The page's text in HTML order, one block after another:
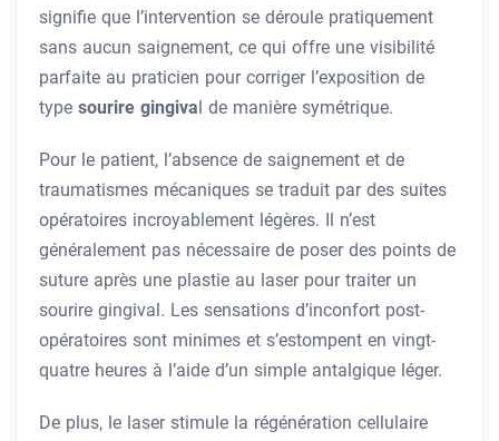
signifie que l’intervention se déroule pratiquement
sans aucun saignement, ce qui offre une visibilité
parfaite au praticien pour corriger l’exposition de
type sourire gingiva l de manière symétrique.
Pour le patient, l’absence de saignement et de
traumatismes mécaniques se traduit par des suites
opératoires incroyablement légères. Il n’est
généralement pas nécessaire de poser des points de
suture après une plastie au laser pour traiter un
sourire gingival. Les sensations d’inconfort post-
opératoires sont minimes et s’estompent en vingt-
quatre heures à l’aide d’un simple antalgique léger.
De plus, le laser stimule la régénération cellulaire